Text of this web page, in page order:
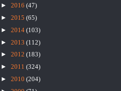
► 2016 (47)
► 2015 (65)
► 2014 (103)
► 2013 (112)
► 2012 (183)
► 2011 (324)
► 2010 (204)